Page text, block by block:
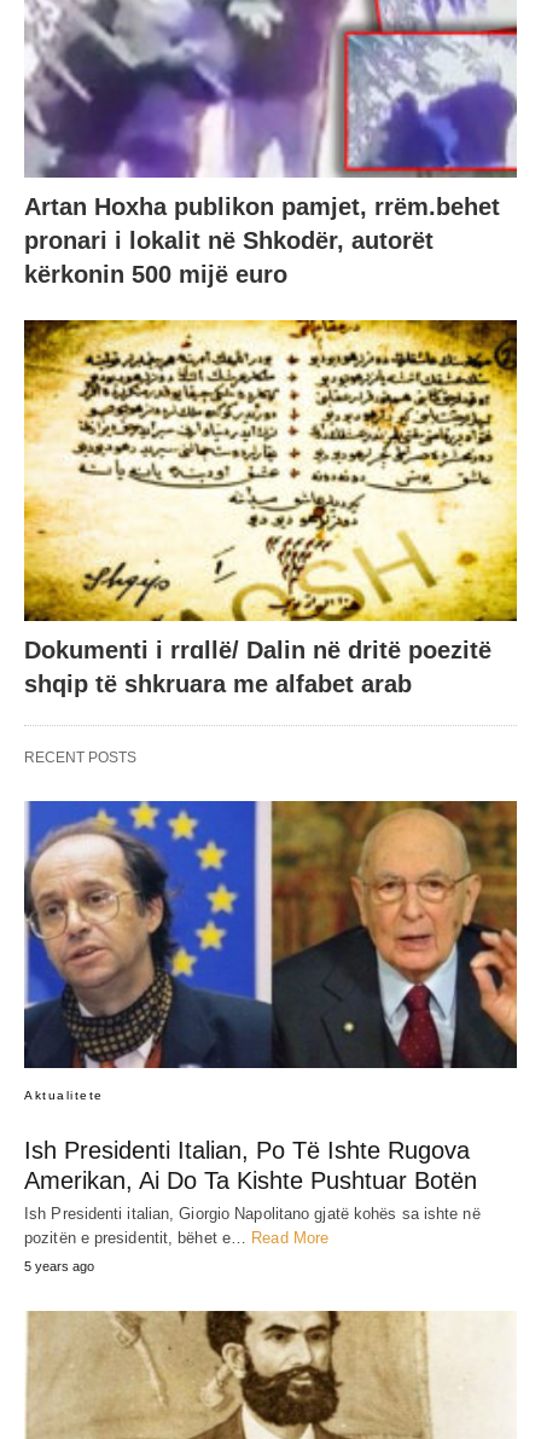
Artan Hoxha publikon pamjet, rrëm.behet
pronari i lokalit në Shkodër, autorët
kërkonin 500 mijë euro
Dokumenti i rrɑllë/ Dalin në dritë poezitë
shqip të shkruara me alfabet arab
RECENT POSTS
Aktualitete
Ish Presidenti Italian, Po Të Ishte Rugova
Amerikan, Ai Do Ta Kishte Pushtuar Botën
Ish Presidenti italian, Giorgio Napolitano gjatë kohës sa ishte në
pozitën e presidentit, bëhet e… Read More
5 years ago